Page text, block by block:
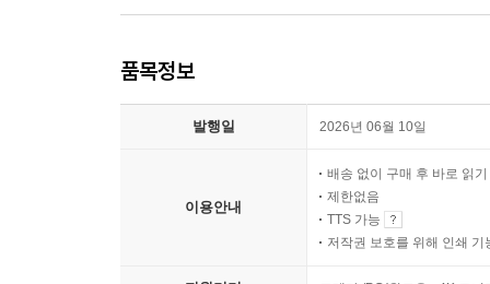
품목정보
발행일 2026년 06월 10일
이용안내
배송 없이 구매 후 바로 읽기
제한없음
TTS 가능
저작권 보호를 위해 인쇄 기